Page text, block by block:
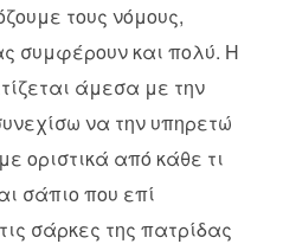
τους νόμους,
συμφέρουν και πολύ. Η
άμεσα με την
να την υπηρετώ
οριστικά από κάθε τι
σάπιο που επί
σάρκες της πατρίδας